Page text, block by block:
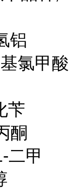
铝
氯甲酸
苄
酮
二甲